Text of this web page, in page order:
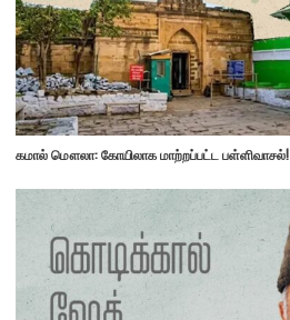
கமால் மௌலா: கோயிலாக மாற்றப்பட்ட பள்ளிவாசல்!